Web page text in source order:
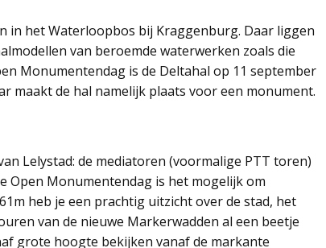
in het Waterloopbos bij Kraggenburg. Daar liggen
van beroemde waterwerken zoals die
Monumentendag is de Deltahal op 11 september
maakt de hal namelijk plaats voor een monument.
Lelystad: de mediatoren (voormalige PTT toren)
Open Monumentendag is het mogelijk om
heb je een prachtig uitzicht over de stad, het
van de nieuwe Markerwadden al een beetje
grote hoogte bekijken vanaf de markante